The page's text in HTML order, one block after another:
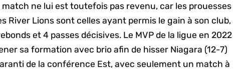
match ne lui est toutefois pas revenu, car les prouesses
River Lions sont celles ayant permis le gain à son club,
et 4 passes décisives. Le MVP de la ligue en 2022
sa formation avec brio afin de hisser Niagara (12-7)
de la conférence Est, avec seulement un match à